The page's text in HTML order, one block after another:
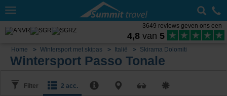
Toggle
3649 reviews geven ons een
4,8 van 5
Home Wintersport met skipas Italië Skirama Dolomiti
Wintersport Passo Tonale
Filter 2 acc.